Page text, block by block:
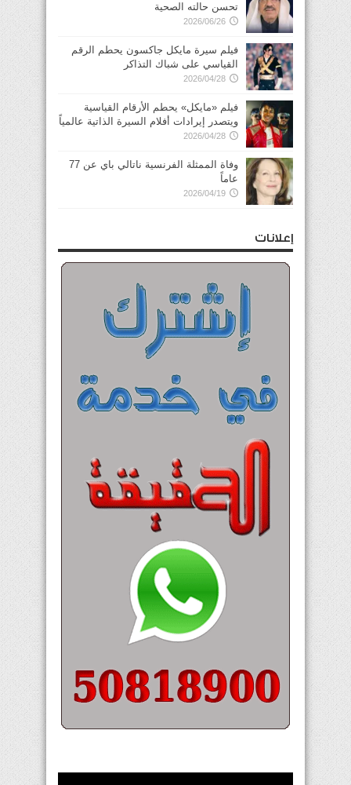
تحسن حالته الصحية
2026/06/26
فيلم سيرة مايكل جاكسون يحطم الرقم
القياسي على شباك التذاكر
2026/04/28
فيلم «مايكل» يحطم الأرقام القياسية
ويتصدر إيرادات أفلام السيرة الذاتية عالمياً
2026/04/28
وفاة الممثلة الفرنسية ناتالي باي عن 77
عاماً
2026/04/19
إعلانات